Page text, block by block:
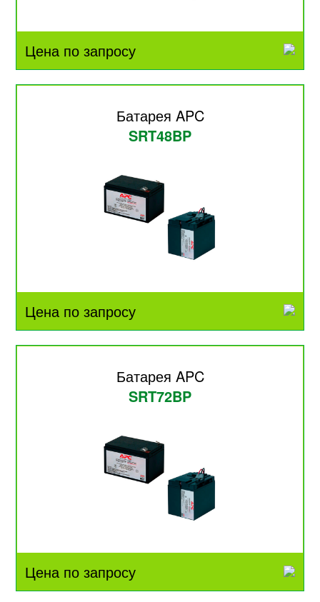
Цена по запросу
Батарея APC
SRT48BP
Цена по запросу
Батарея APC
SRT72BP
Цена по запросу